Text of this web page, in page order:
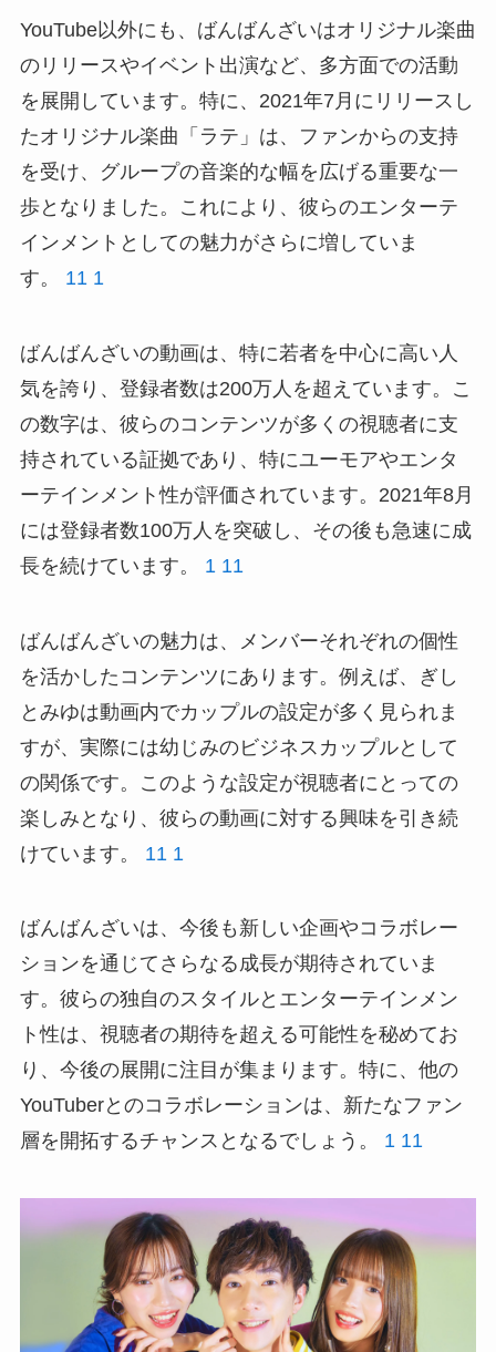
YouTube以外にも、ばんばんざいはオリジナル楽曲
のリリースやイベント出演など、多方面での活動
を展開しています。特に、2021年7月にリリースし
たオリジナル楽曲「ラテ」は、ファンからの支持
を受け、グループの音楽的な幅を広げる重要な一
歩となりました。これにより、彼らのエンターテ
インメントとしての魅力がさらに増していま
す。 11 1
ばんばんざいの動画は、特に若者を中心に高い人
気を誇り、登録者数は200万人を超えています。こ
の数字は、彼らのコンテンツが多くの視聴者に支
持されている証拠であり、特にユーモアやエンタ
ーテインメント性が評価されています。2021年8月
には登録者数100万人を突破し、その後も急速に成
長を続けています。 1 11
ばんばんざいの魅力は、メンバーそれぞれの個性
を活かしたコンテンツにあります。例えば、ぎし
とみゆは動画内でカップルの設定が多く見られま
すが、実際には幼じみのビジネスカップルとして
の関係です。このような設定が視聴者にとっての
楽しみとなり、彼らの動画に対する興味を引き続
けています。 11 1
ばんばんざいは、今後も新しい企画やコラボレー
ションを通じてさらなる成長が期待されていま
す。彼らの独自のスタイルとエンターテインメン
ト性は、視聴者の期待を超える可能性を秘めてお
り、今後の展開に注目が集まります。特に、他の
YouTuberとのコラボレーションは、新たなファン
層を開拓するチャンスとなるでしょう。 1 11